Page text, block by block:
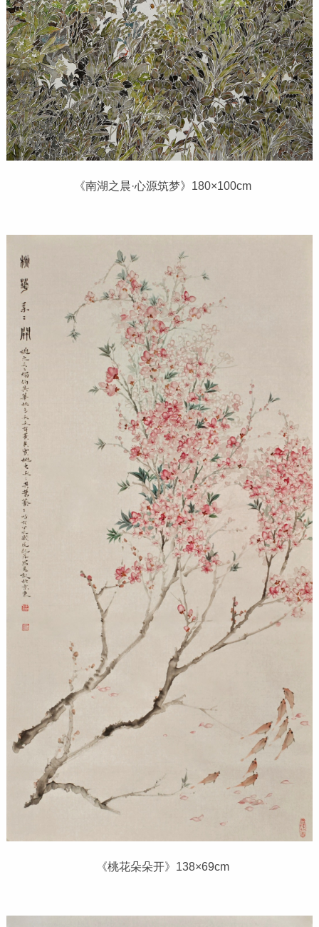
《南湖之晨·心源筑梦》180×100cm
《桃花朵朵开》138×69cm